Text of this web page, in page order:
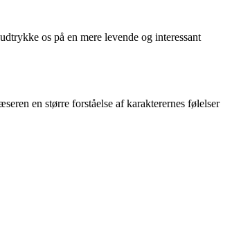
os på en mere levende og interessant
en større forståelse af karakterernes følelser